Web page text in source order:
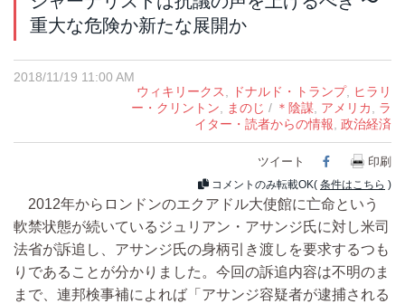
重大な危険か新たな展開か
2018/11/19 11:00 AM
ウィキリークス, ドナルド・トランプ, ヒラリ
ー・クリントン, まのじ / ＊陰謀, アメリカ, ラ
イター・読者からの情報, 政治経済
ツイート Facebook
印刷
コメントのみ転載OK( 条件はこちら )
2012年からロンドンのエクアドル大使館に亡命という
軟禁状態が続いているジュリアン・アサンジ氏に対し米司
法省が訴追し、アサンジ氏の身柄引き渡しを要求するつも
りであることが分かりました。今回の訴追内容は不明のま
まで、連邦検事補によれば「アサンジ容疑者が逮捕される